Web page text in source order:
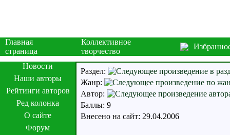
Главная
страница
Коллективное
творчество
Новости
Наши авторы
Рейтинги авторов
Ред колонка
О сайте
Форум
Раздел:
Жанр:
Автор:
Баллы: 9
Внесено на сайт: 29.04.2006